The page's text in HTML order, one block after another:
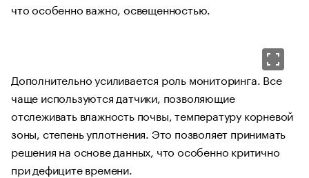
что особенно важно, освещенностью.
Дополнительно усиливается роль мониторинга. Все
чаще используются датчики, позволяющие
отслеживать влажность почвы, температуру корневой
зоны, степень уплотнения. Это позволяет принимать
решения на основе данных, что особенно критично
при дефиците времени.